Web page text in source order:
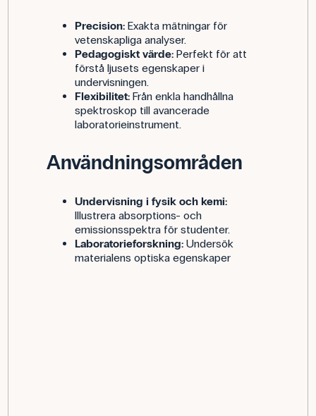
Precision:Exakta mätningar för
vetenskapliga analyser.
Pedagogiskt värde:Perfekt för att
förstå ljusets egenskaper i
undervisningen.
Flexibilitet:Från enkla handhållna
spektroskop till avancerade
laboratorieinstrument.
Användningsområden
Undervisning i fysik och kemi:
Illustrera absorptions- och
emissionsspektra för studenter.
Laboratorieforskning:Undersök
materialens optiska egenskaper